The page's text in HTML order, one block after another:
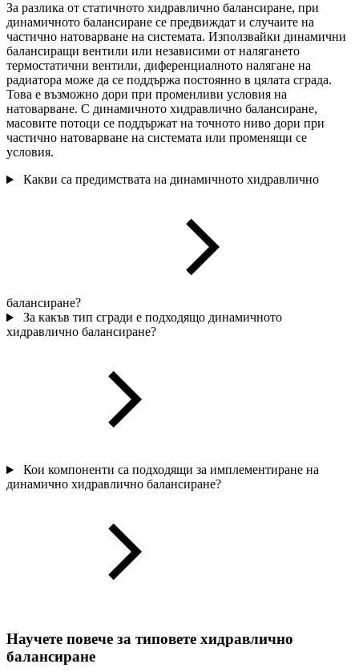
За разлика от статичното хидравлично балансиране, при
динамичното балансиране се предвиждат и случаите на
частично натоварване на системата. Използвайки динамични
балансиращи вентили или независими от налягането
термостатични вентили, диференциалното налягане на
радиатора може да се поддържа постоянно в цялата сграда.
Това е възможно дори при променливи условия на
натоварване. С динамичното хидравлично балансиране,
масовите потоци се поддържат на точното ниво дори при
частично натоварване на системата или променящи се
условия.
Какви са предимствата на динамичното хидравлично
балансиране?
За какъв тип сгради е подходящо динамичното
хидравлично балансиране?
Кои компоненти са подходящи за имплементиране на
динамично хидравлично балансиране?
Научете повече за типовете хидравлично
балансиране